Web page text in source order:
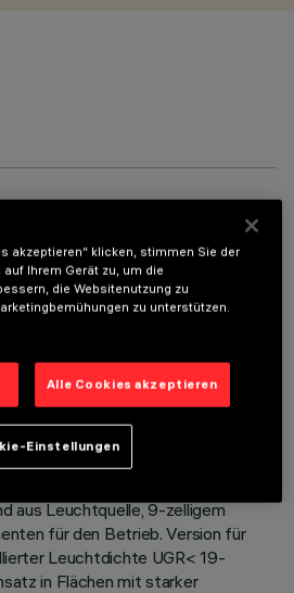
aus Leuchtquelle, 9-zelligem
für den Betrieb. Version für
Leuchtdichte UGR< 19-
in Flächen mit starker
akzeptieren“ klicken, stimmen Sie der
Ihrem Gerät zu, um die
die Websitenutzung zu
zu unterstützen.
Alle Cookies akzeptieren
Einstellungen